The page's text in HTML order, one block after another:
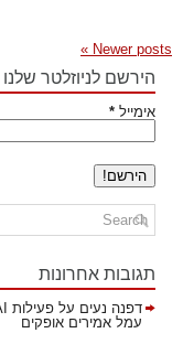
Newer posts
»
הירשם לניוזלטר שלנו
אימייל*
תגובות אחרונות
דפנה נעיםעל
עמל אמירים אופקים